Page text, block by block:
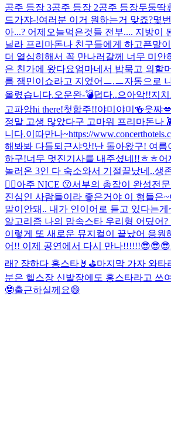
공주 등장 3공주 등장 2공주 등장두둥딱
드가쟈-!여러분 이거 원하는거 맞죠?몇
아...? 어제오늘먹은것들 전부.... 지방이
닐라 프리마돈나 친구들에게 하고픈말
더 열심히해서 꼭 만나러갈께 너무 미안
은 친가에 왔다요엄마네서 밥묵고 외할
름 잼민이쇼라고 지었어ㅡ.ㅡ자동으로
올렸습니다.오운완-💣덥다..으아악!!지
고파앙hi there!첫합주!!야미야미🍻읏쨔💋
정말 고생 많았다구 고마워 프리마돈나
니다.이따만나~https://
해봐봐 다들퇴근샤앗!난 돌아왔구! 여름
하구!너무 멋진기사를 내주셨네!!ㅎㅎ어
놀러온 3인 다 숙소와서 기절끝났네..생
🙂‍↕️아주 NICE 😗서부의 총잡이 완성전
진심인 사람들이라 좋은거야 이 형들은~
말이안돼.. 내가 인이어로 듣고 있다는
알고리즘 나의 맘속스타 우리형 어딨어?
이렇게 또 새로운 뮤지컬이 끝났어 응원
어!! 이제 공연에서 다시 만나!!!!!!😎😎😎
래? 쟝하다 홍스타🤘⛳️마지막 가자 와타
분은 헬스장 신발장에도 홍스타라고 쓰
🤓출근하실께요😄